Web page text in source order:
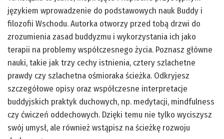
językiem wprowadzenie do podstawowych nauk Buddy i
filozofii Wschodu. Autorka otworzy przed tobą drzwi do
zrozumienia zasad buddyzmu i wykorzystania ich jako
terapii na problemy współczesnego życia. Poznasz główne
nauki, takie jak trzy cechy istnienia, cztery szlachetne
prawdy czy szlachetna ośmioraka ścieżka. Odkryjesz
szczegółowe opisy oraz współczesne interpretacje
buddyjskich praktyk duchowych, np. medytacji, mindfulness
czy ćwiczeń oddechowych. Dzięki temu nie tylko wyciszysz
swój umysł, ale również wstąpisz na ścieżkę rozwoju